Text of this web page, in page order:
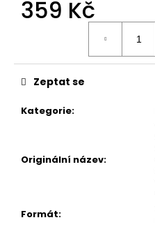
359 Kč
Kategorie:
Originální název:
Formát:
Zeptat se
p
u
č
e